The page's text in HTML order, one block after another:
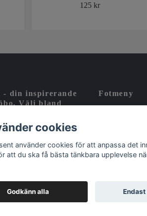
125 kr
- din inspirerande
Välj bland
tysk design
Fotmeny
Om oss
cookies
använder cookies för att anpassa det
att du ska få bästa tänkbara upplevelse
Godkänn alla